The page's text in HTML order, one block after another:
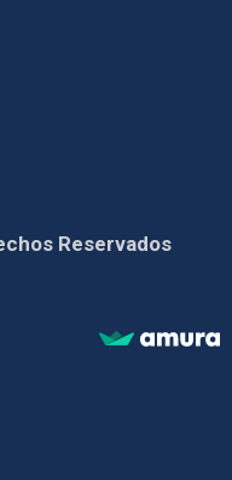
Reservados